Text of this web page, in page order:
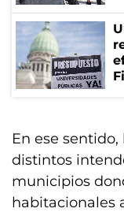
En ese
distintos
municipios
habitacionales